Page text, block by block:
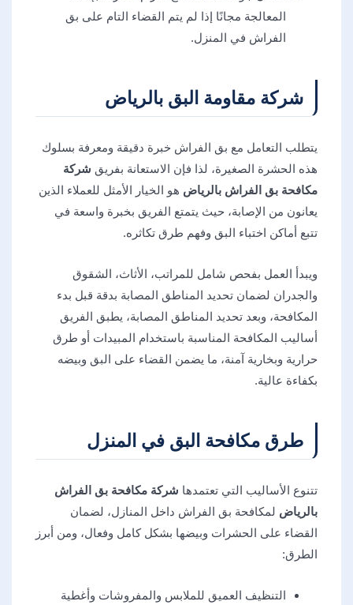
المعالجة مجانًا إذا لم يتم القضاء التام على بق
الفراش في المنزل.
شركة مقاومة البق بالرياض
يتطلب التعامل مع بق الفراش خبرة دقيقة ومعرفة بسلوك
هذه الحشرة الصغيرة، لذا فإن الاستعانة بفريق شركة
مكافحة بق الفراش بالرياض هو الخيار الأمثل للعملاء الذين
يعانون من الإصابة، حيث يتمتع الفريق بخبرة واسعة في
تتبع أماكن اختباء البق وفهم طرق تكاثره.
ويبدأ العمل بفحص شامل للمراتب، الأثاث، الشقوق
والجدران لضمان تحديد المناطق المصابة بدقة قبل بدء
المكافحة، وبعد تحديد المناطق المصابة، يطبق الفريق
أساليب المكافحة المناسبة باستخدام المبيدات أو طرق
حرارية وبخارية آمنة، ما يضمن القضاء على البق وبيضه
بكفاءة عالية.
طرق مكافحة البق في المنزل
تتنوع الأساليب التي تعتمدها شركة مكافحة بق الفراش
بالرياض لمكافحة بق الفراش داخل المنازل، لضمان
القضاء على الحشرات وبيضها بشكل كامل وفعال، ومن أبرز
الطرق:
التنظيف العميق للملابس والمفروشات وأغطية